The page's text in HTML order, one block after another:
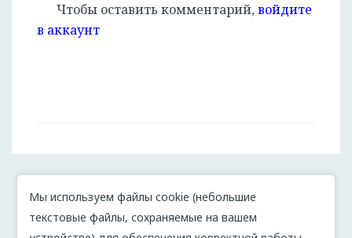
Чтобы оставить комментарий,войдите
в аккаунт
Мы используем файлы cookie (небольшие
текстовые файлы, сохраняемые на вашем